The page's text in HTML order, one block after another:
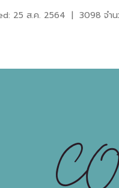
25 ส.ค. 2564 | 3098 จำน